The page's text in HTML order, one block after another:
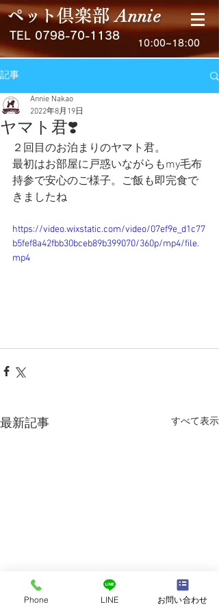
ペット倶楽部Annie
TEL 0798-70-1138
10:00~18:00
記事
ヤマト君❣️
Annie Nakao
2022年8月19日
２回目のお泊まりのヤマト君。
最初はお部屋に戸惑いながらもmy毛布
持参で安心のご様子。ご飯も即完食で
きましたね
https://video.wixstatic.com/video/07ef9e_d1c77
b5fef8a42fbb30bceb89b399070/360p/mp4/file.
mp4
最新記事 すべて表示
Phone LINE お問い合わせ